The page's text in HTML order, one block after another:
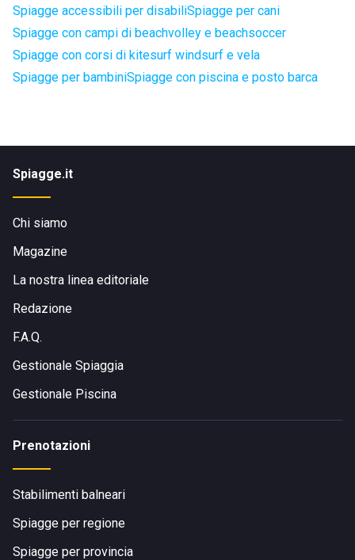
Spiagge accessibili per disabiliSpiagge per cani
Spiagge con campi di beachvolley e beachsoccer
Spiagge con corsi di kitesurf windsurf e vela
Spiagge per bambiniSpiagge con piscina e posto barca
Spiagge.it
Chi siamo
Magazine
La nostra linea editoriale
Redazione
F.A.Q.
Gestionale Spiaggia
Gestionale Piscina
Prenotazioni
Stabilimenti balneari
Spiagge per regione
Spiagge per provincia